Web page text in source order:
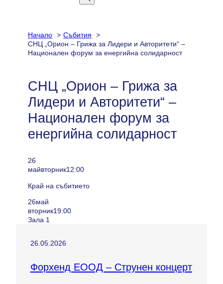
Начало
Събития
СНЦ „Орион – Грижа за Лидери и Авторитети“ –
Национален форум за енергийна солидарност
СНЦ „Орион – Грижа за
Лидери и Авторитети“ –
Национален форум за
енергийна солидарност
26
майвторник12:00
Край на събитието
26май
вторник19:00
Зала 1
26.05.2026
Форхенд ЕООД – Струнен концерт